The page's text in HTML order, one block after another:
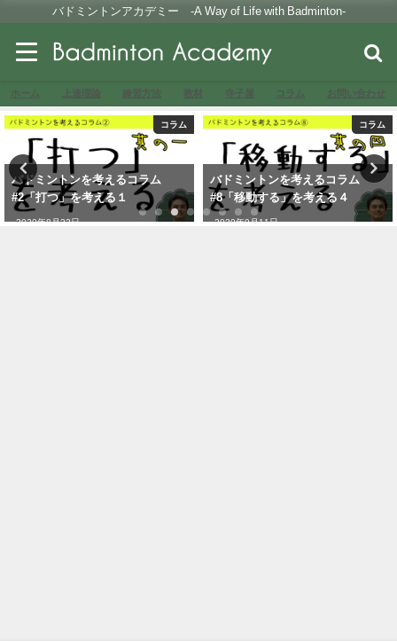
バドミントンアカデミー -A Way of Life with Badminton-
ホーム 上達理論 練習方法 教材 寺子屋 コラム お問い合わせ
コラム
バドミントンを考えるコラム
#2「打つ」を考える１
2020年8月22日
コラム
バドミントンを考えるコラム
#8「移動する」を考える４
2020年9月11日